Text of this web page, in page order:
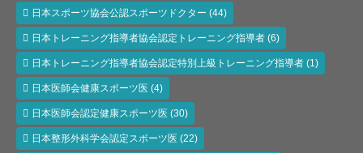
日本スポーツ協会公認スポーツドクター (44)
日本トレーニング指導者協会認定トレーニング指導者 (6)
日本トレーニング指導者協会認定特別上級トレーニング指導者 (1)
日本医師会健康スポーツ医 (4)
日本医師会認定健康スポーツ医 (30)
日本整形外科学会認定スポーツ医 (22)